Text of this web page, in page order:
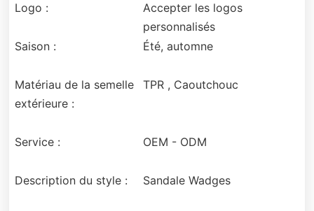
Logo :
Accepter les logos
personnalisés
Saison :
Été, automne
Matériau de la semelle
extérieure :
TPR , Caoutchouc
Service : OEM - ODM
Description du style : Sandale Wadges